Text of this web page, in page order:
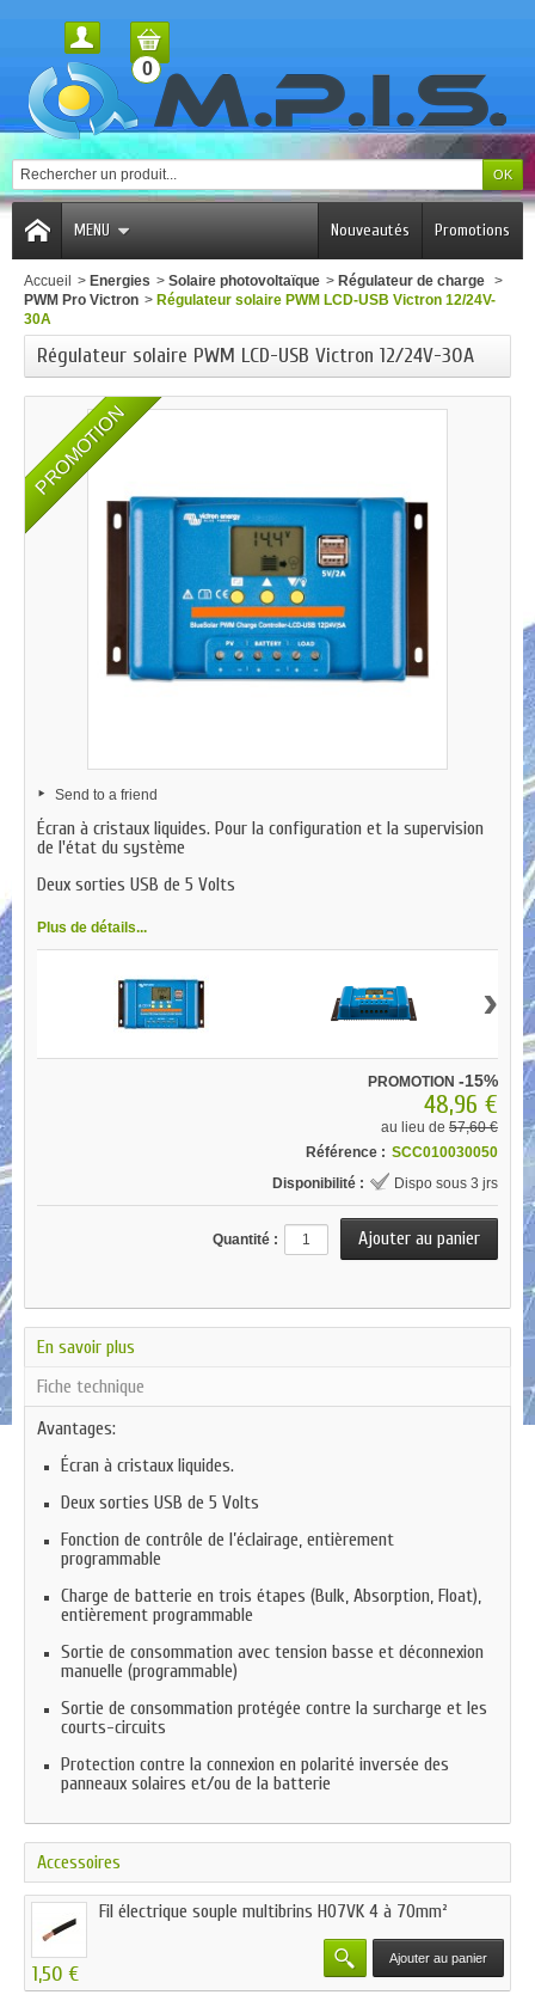
0
MENU Promotions
Nouveautés
Accueil > Energies > Solaire photovoltaïque > Régulateur de charge >
PWM Pro Victron > Régulateur solaire PWM LCD-USB Victron 12/24V-
30A
Régulateur solaire PWM LCD-USB Victron 12/24V-30A
PROMOTION
Send to a friend
Écran à cristaux liquides. Pour la configuration et la supervision
de l'état du système
Deux sorties USB de 5 Volts
Plus de détails...
›
PROMOTION -15%
48,96 €
au lieu de 57,60 €
Référence : SCC010030050
Disponibilité :
Dispo sous 3 jrs
Quantité :
En savoir plus
Fiche technique
Avantages:
Écran à cristaux liquides.
Deux sorties USB de 5 Volts
Fonction de contrôle de l’éclairage, entièrement
programmable
Charge de batterie en trois étapes (Bulk, Absorption, Float),
entièrement programmable
Sortie de consommation avec tension basse et déconnexion
manuelle (programmable)
Sortie de consommation protégée contre la surcharge et les
courts-circuits
Protection contre la connexion en polarité inversée des
panneaux solaires et/ou de la batterie
Accessoires
Fil électrique souple multibrins H07VK 4 à 70mm²
1,50 €
Ajouter au panier